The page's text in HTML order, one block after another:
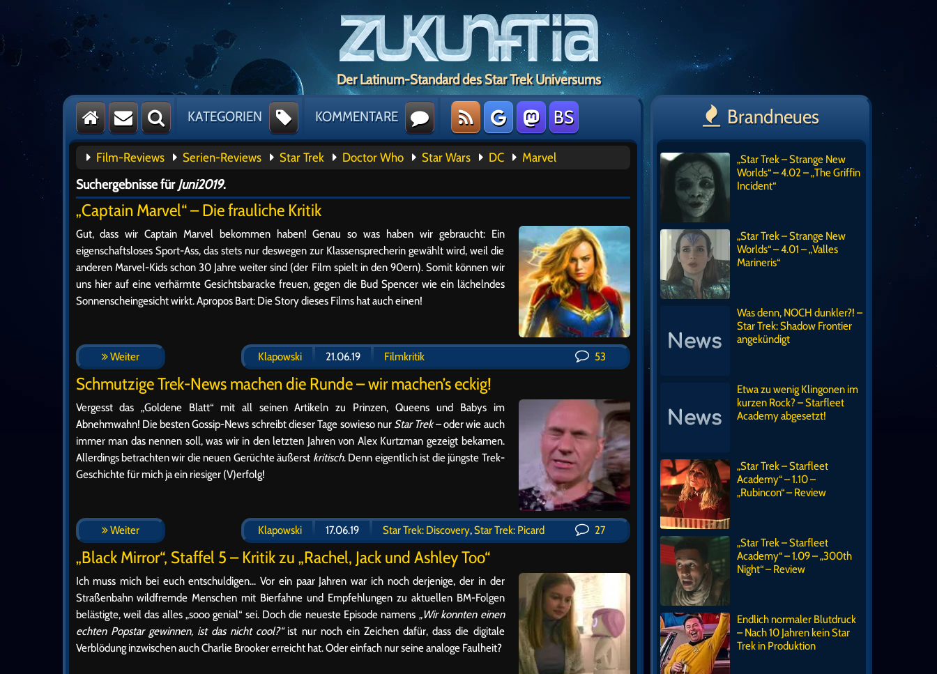
Der Latinum-Standard des Star Trek Universums
KATEGORIEN KOMMENTARE BS
Film-Reviews Serien-Reviews Star Trek Doctor Who Star Wars DC Marvel
Suchergebnisse fürJuni2019.
„Captain Marvel“ – Die frauliche Kritik
Gut, dass wir Captain Marvel bekommen haben! Genau so was haben wir gebraucht: Ein
eigenschaftsloses Sport-Ass, das stets nur deswegen zur Klassensprecherin gewählt wird, weil die
anderen Marvel-Kids schon 30 Jahre weiter sind (der Film spielt in den 90ern). Somit können wir
uns hier auf eine verhärmte Gesichtsbaracke freuen, gegen die Bud Spencer wie ein lächelndes
Sonnenscheingesicht wirkt. Apropos Bart: Die Story dieses Films hat auch einen!
Weiter Klapowski 21.06.19 Filmkritik 53
Schmutzige Trek-News machen die Runde – wir machen’s eckig!
Vergesst das „Goldene Blatt“ mit all seinen Artikeln zu Prinzen, Queens und Babys im
Abnehmwahn! Die besten Gossip-News schreibt dieser Tage sowieso nur Star Trek– oder wie auch
immer man das nennen soll, was wir in den letzten Jahren von Alex Kurtzman gezeigt bekamen.
Allerdings betrachten wir die neuen Gerüchte äußerst kritisch. Denn eigentlich ist die jüngste Trek-
Geschichte für mich ja ein riesiger (V)erfolg!
Weiter Klapowski 17.06.19 Star Trek: Discovery,Star Trek: Picard 27
„Black Mirror“, Staffel 5 – Kritik zu „Rachel, Jack und Ashley Too“
Ich muss mich bei euch entschuldigen… Vor ein paar Jahren war ich noch derjenige, der in der
Straßenbahn wildfremde Menschen mit Bierfahne und Empfehlungen zu aktuellen BM-Folgen
belästigte, weil das alles „sooo genial“ sei. Doch die neueste Episode namens „Wir konnten einen
echten Popstar gewinnen, ist das nicht cool?“ist nur noch ein Zeichen dafür, dass die digitale
Verblödung inzwischen auch Charlie Brooker erreicht hat. Oder einfach nur seine analoge Faulheit?
Brandneues
„Star Trek – Strange New
Worlds“ – 4.02 – „The Griffin
Incident“
„Star Trek – Strange New
Worlds“ – 4.01 – „Valles
Marineris“
Was denn, NOCH dunkler?! –
Star Trek: Shadow Frontier
angekündigt
Etwa zu wenig Klingonen im
kurzen Rock? – Starfleet
Academy abgesetzt!
„Star Trek – Starfleet
Academy“ – 1.10 –
„Rubincon“ – Review
„Star Trek – Starfleet
Academy“ – 1.09 – „300th
Night“ – Review
Endlich normaler Blutdruck
– Nach 10 Jahren kein Star
Trek in Produktion